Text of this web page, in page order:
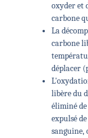
oxyder et
carbone
La
carbone
déplacer
libère du
éliminé de
expulsé
sanguine,